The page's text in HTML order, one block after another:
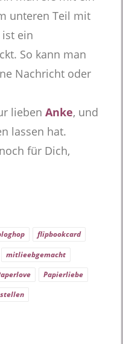
unteren Teil mit
ist ein
So kann man
Nachricht oder
lieben Anke, und
lassen hat.
für Dich,
flipbookcard
mitlieebgemacht
Papierliebe